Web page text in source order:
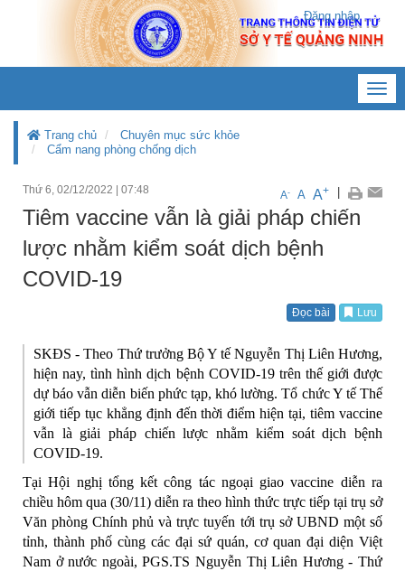
Đăng nhập
Trang chủ
Chuyên mục sức khỏe
Cẩm nang phòng chống dịch
Thứ 6, 02/12/2022 07:48 A- A A+
Tiêm vaccine vẫn là giải pháp chiến
lược nhằm kiểm soát dịch bệnh
COVID-19
Đọc bài Lưu
SKĐS - Theo Thứ trưởng Bộ Y tế Nguyễn Thị Liên Hương,
hiện nay, tình hình dịch bệnh COVID-19 trên thế giới được
dự báo vẫn diễn biến phức tạp, khó lường. Tổ chức Y tế Thế
giới tiếp tục khẳng định đến thời điểm hiện tại, tiêm vaccine
vẫn là giải pháp chiến lược nhằm kiểm soát dịch bệnh
COVID-19.
TạiHội nghị tổng kết công tác ngoại giao vaccine diễn ra
chiều hôm qua (30/11) diễn ra theo hình thức trực tiếp tại trụ sở
Văn phòng Chính phủ và trực tuyến tới trụ sở UBND một số
tỉnh, thành phố cùng các đại sứ quán, cơ quan đại diện Việt
Nam ở nước ngoài, PGS.TS Nguyễn Thị Liên Hương - Thứ